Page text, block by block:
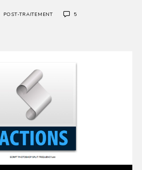
POST-TRAITEMENT 5